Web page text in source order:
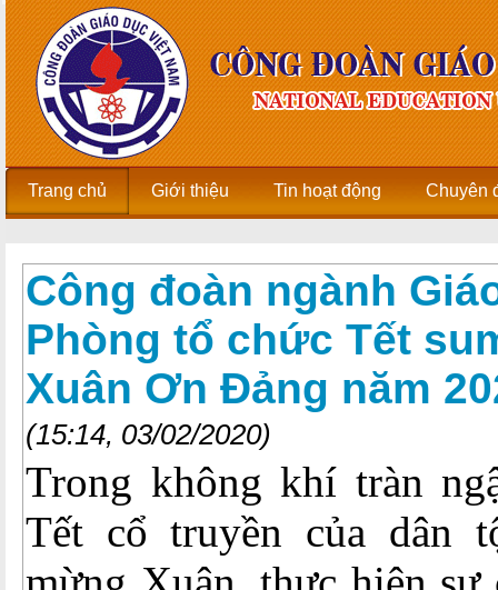
Trang chủ Giới thiệu Tin hoạt động Chuyên
Công đoàn ngành
Phòng tổ chức Tết
Xuân Ơn Đảng năm
(15:14, 03/02/2020)
Trong không khí tràn
Tết cổ truyền của dân